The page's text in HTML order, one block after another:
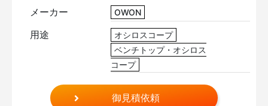
メーカー OWON
用途
オシロスコープ
ベンチトップ・オシロス
コープ
御見積依頼